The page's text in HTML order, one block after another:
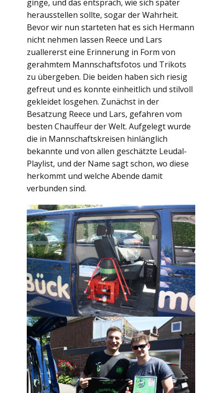
ginge, und das entsprach, wie sich später
herausstellen sollte, sogar der Wahrheit.
Bevor wir nun starteten hat es sich Hermann
nicht nehmen lassen Reece und Lars
zuallererst eine Erinnerung in Form von
gerahmtem Mannschaftsfotos und Trikots
zu übergeben. Die beiden haben sich riesig
gefreut und es konnte einheitlich und stilvoll
gekleidet losgehen. Zunächst in der
Besatzung Reece und Lars, gefahren vom
besten Chauffeur der Welt. Aufgelegt wurde
die in Mannschaftskreisen hinlänglich
bekannte und von allen geschätzte Leudal-
Playlist, und der Name sagt schon, wo diese
herkommt und welche Abende damit
verbunden sind.